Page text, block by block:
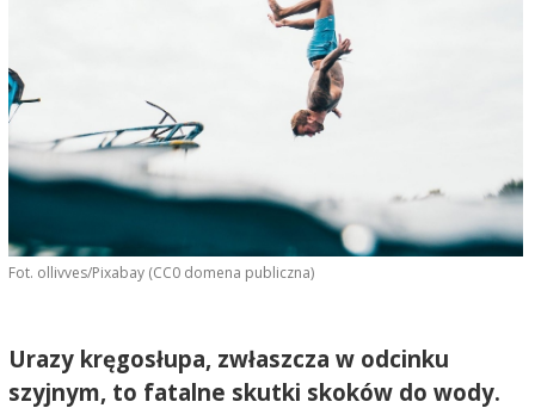
Fot. ollivves/Pixabay (CC0 domena publiczna)
Urazy kręgosłupa, zwłaszcza w odcinku
szyjnym, to fatalne skutki skoków do wody.